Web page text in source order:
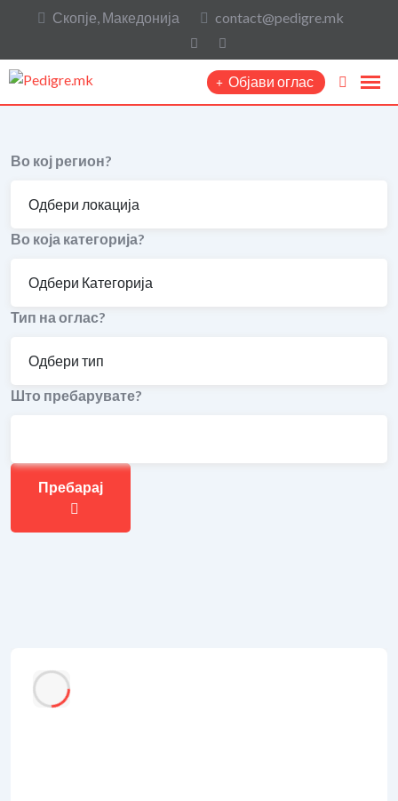
Скопје, Македонија contact@pedigre.mk
Објави оглас
Во кој регион?
Во која категорија?
Тип на оглас?
Што пребарувате?
Пребарај